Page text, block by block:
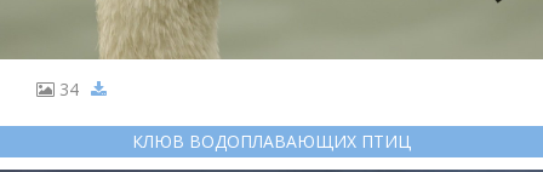
34
КЛЮВ ВОДОПЛАВАЮЩИХ ПТИЦ